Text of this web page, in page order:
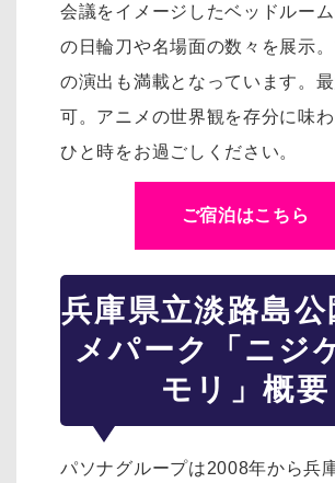
会議をイメージしたベッドルー
の日輪刀や名場面の数々を展示
の演出も満載となっています。
可。アニメの世界観を存分に味
ひと時をお過ごしください。
ご宿泊はこちら
兵庫県立淡路島公
メパーク「ニジ
モリ」概要
パソナグループは2008年から兵